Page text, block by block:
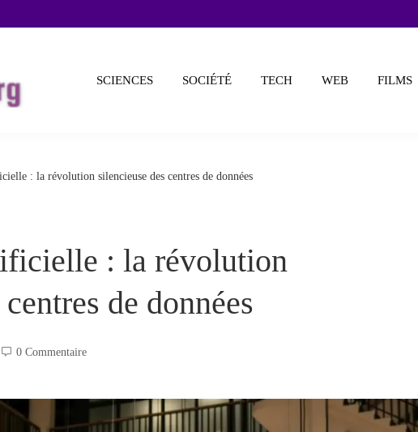
SCIENCES SOCIÉTÉ TECH WEB FILMS
: la révolution silencieuse des centres de données
: la révolution
de données
0 Commentaire